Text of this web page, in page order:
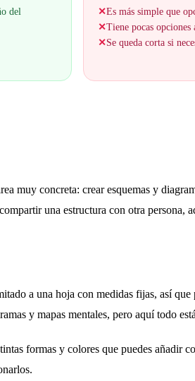
del
✕Es más simple que
✕Tiene pocas opciones
✕Se queda corta si
muy concreta: crear esquemas y
una estructura con otra persona,
a una hoja con medidas fijas, así
y mapas mentales, pero aquí todo
formas y colores que puedes añadir